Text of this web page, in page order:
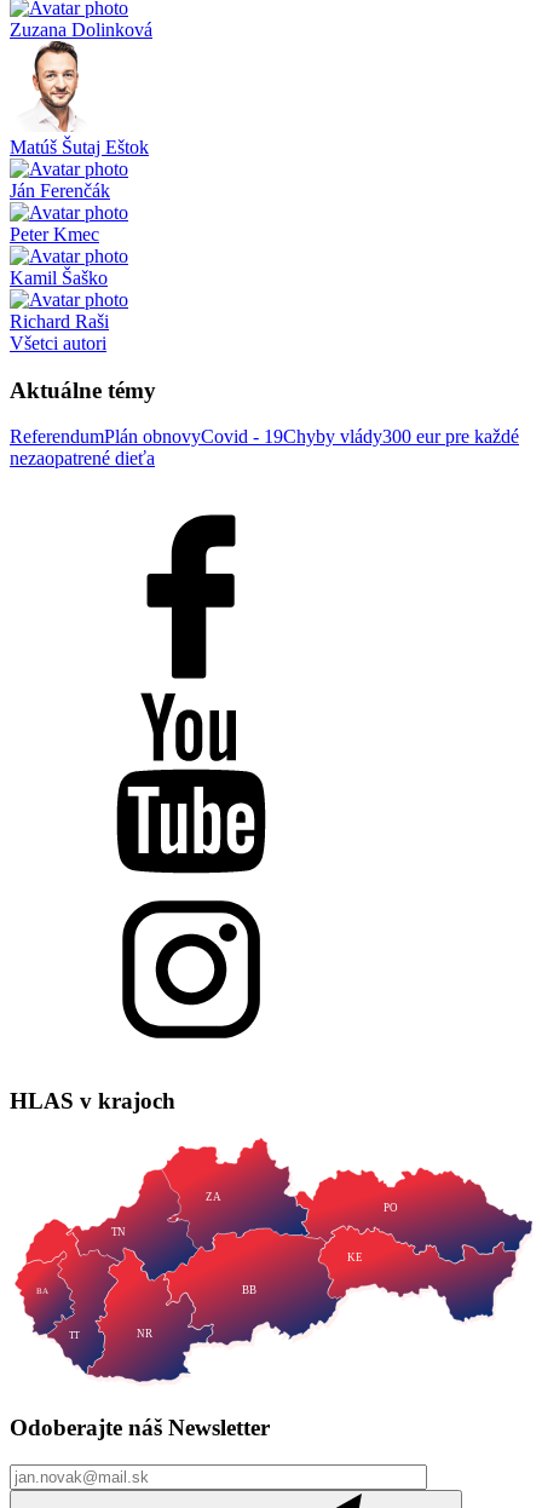
Zuzana Dolinková
Matúš Šutaj Eštok
Ján Ferenčák
Peter Kmec
Kamil Šaško
Richard Raši
Všetci autori
Aktuálne témy
ReferendumPlán obnovyCovid - 19Chyby vlády300 eur pre každé
nezaopatrené dieťa
HLAS v krajoch
TT NR
TN
ZA
BB
PO
KE
BA
Odoberajte náš Newsletter